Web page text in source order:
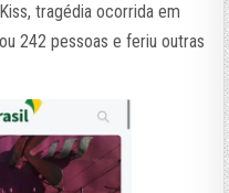
tragédia ocorrida em
242 pessoas e feriu outras